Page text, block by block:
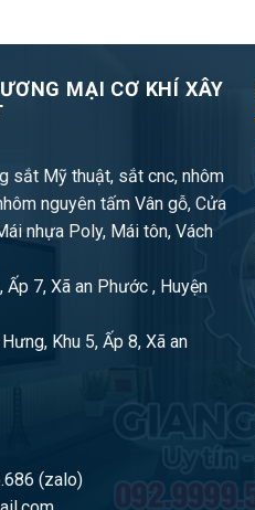
MẠI CƠ KHÍ XÂY
sắt Mỹ thuật, sắt cnc, nhôm
nguyên tấm Vân gỗ, Cửa
nhựa Poly, Mái tôn, Vách
7, Xã an Phước , Huyện
Khu 5, Ấp 8, Xã an
(zalo)